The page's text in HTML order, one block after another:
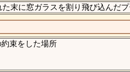
末に窓ガラスを割り飛び込んだ
束をした場所